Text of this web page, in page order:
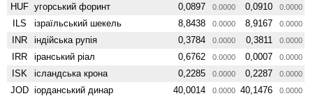
HUF угорський форинт 0,0897 0.0000 0,0910 0.0000
ILS ізраїльський шекель 8,8438 0.0000 8,9167 0.0000
INR індійська рупія 0,3784 0.0000 0,3811 0.0000
IRR іранський ріал 0,6762 0.0000 0,0007 0.0000
ISK ісландська крона 0,2285 0.0000 0,2287 0.0000
JOD іорданський динар 40,0014 0.0000 40,1476 0.0000